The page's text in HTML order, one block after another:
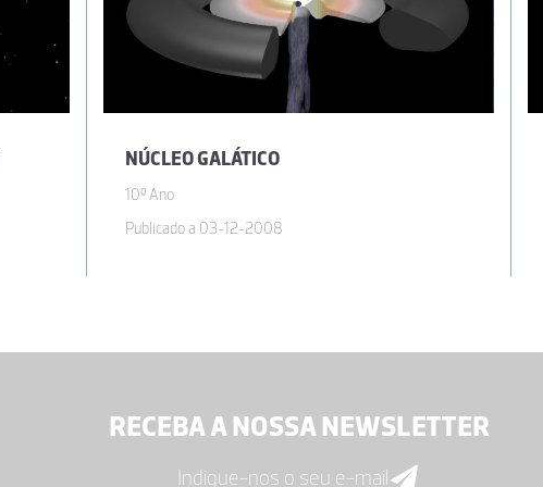
NÚCLEO GALÁTICO
10º Ano
Publicado a 03-12-2008
RECEBA A NOSSA NEWSLETTER